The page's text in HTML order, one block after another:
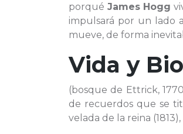
porqué James Hogg
impulsará por un lado
mueve, de forma
Vida y
(bosque de Ettrick,
de recuerdos que se
velada de la reina